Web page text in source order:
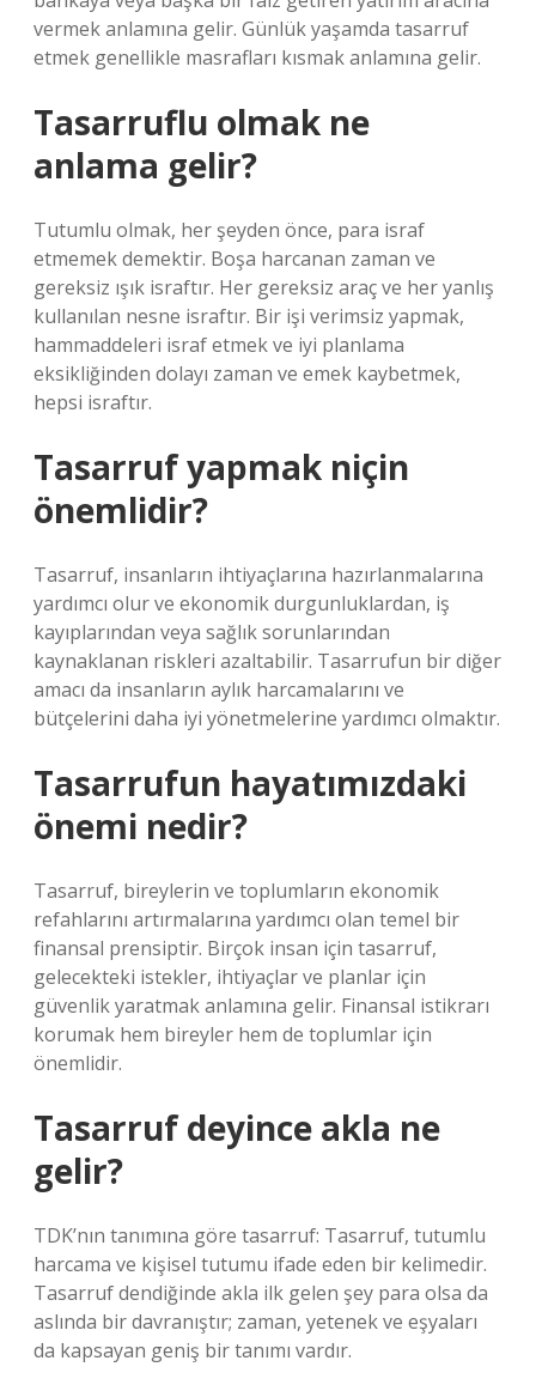
vermek anlamına gelir. Günlük yaşamda tasarruf
etmek genellikle masrafları kısmak anlamına gelir.
Tasarruflu olmak ne
anlama gelir?
Tutumlu olmak, her şeyden önce, para israf
etmemek demektir. Boşa harcanan zaman ve
gereksiz ışık israftır. Her gereksiz araç ve her yanlış
kullanılan nesne israftır. Bir işi verimsiz yapmak,
hammaddeleri israf etmek ve iyi planlama
eksikliğinden dolayı zaman ve emek kaybetmek,
hepsi israftır.
Tasarruf yapmak niçin
önemlidir?
Tasarruf, insanların ihtiyaçlarına hazırlanmalarına
yardımcı olur ve ekonomik durgunluklardan, iş
kayıplarından veya sağlık sorunlarından
kaynaklanan riskleri azaltabilir. Tasarrufun bir diğer
amacı da insanların aylık harcamalarını ve
bütçelerini daha iyi yönetmelerine yardımcı olmaktır.
Tasarrufun hayatımızdaki
önemi nedir?
Tasarruf, bireylerin ve toplumların ekonomik
refahlarını artırmalarına yardımcı olan temel bir
finansal prensiptir. Birçok insan için tasarruf,
gelecekteki istekler, ihtiyaçlar ve planlar için
güvenlik yaratmak anlamına gelir. Finansal istikrarı
korumak hem bireyler hem de toplumlar için
önemlidir.
Tasarruf deyince akla ne
gelir?
TDK’nın tanımına göre tasarruf: Tasarruf, tutumlu
harcama ve kişisel tutumu ifade eden bir kelimedir.
Tasarruf dendiğinde akla ilk gelen şey para olsa da
aslında bir davranıştır; zaman, yetenek ve eşyaları
da kapsayan geniş bir tanımı vardır.